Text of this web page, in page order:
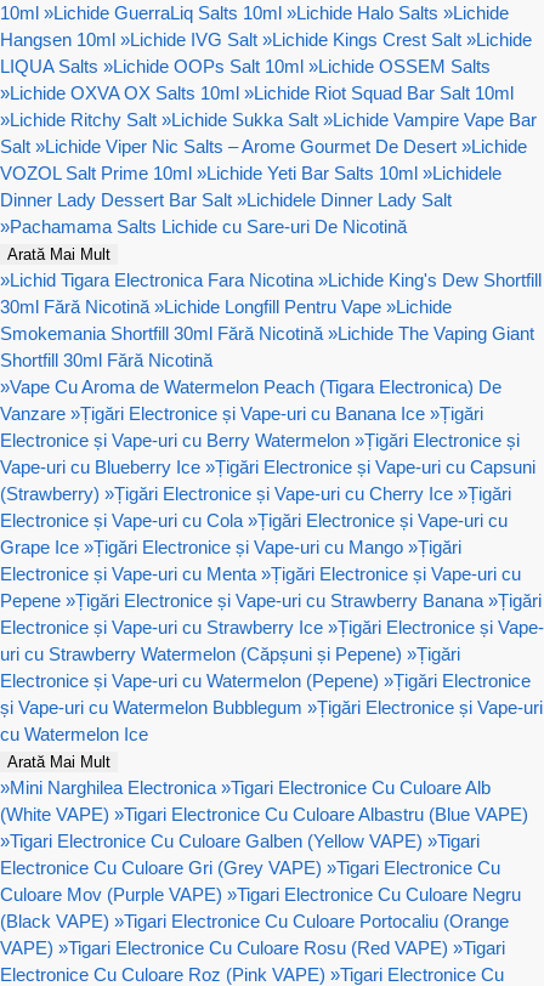
10ml »Lichide GuerraLiq Salts 10ml »Lichide Halo Salts »Lichide
Hangsen 10ml »Lichide IVG Salt »Lichide Kings Crest Salt »Lichide
LIQUA Salts »Lichide OOPs Salt 10ml »Lichide OSSEM Salts
»Lichide OXVA OX Salts 10ml »Lichide Riot Squad Bar Salt 10ml
»Lichide Ritchy Salt »Lichide Sukka Salt »Lichide Vampire Vape Bar
Salt »Lichide Viper Nic Salts – Arome Gourmet De Desert »Lichide
VOZOL Salt Prime 10ml »Lichide Yeti Bar Salts 10ml »Lichidele
Dinner Lady Dessert Bar Salt »Lichidele Dinner Lady Salt
»Pachamama Salts Lichide cu Sare-uri De Nicotină
Arată Mai Mult
»Lichid Tigara Electronica Fara Nicotina »Lichide King's Dew Shortfill
30ml Fără Nicotină »Lichide Longfill Pentru Vape »Lichide
Smokemania Shortfill 30ml Fără Nicotină »Lichide The Vaping Giant
Shortfill 30ml Fără Nicotină
»Vape Cu Aroma de Watermelon Peach (Tigara Electronica) De
Vanzare »Țigări Electronice și Vape-uri cu Banana Ice »Țigări
Electronice și Vape-uri cu Berry Watermelon »Țigări Electronice și
Vape-uri cu Blueberry Ice »Țigări Electronice și Vape-uri cu Capsuni
(Strawberry) »Țigări Electronice și Vape-uri cu Cherry Ice »Țigări
Electronice și Vape-uri cu Cola »Țigări Electronice și Vape-uri cu
Grape Ice »Țigări Electronice și Vape-uri cu Mango »Țigări
Electronice și Vape-uri cu Menta »Țigări Electronice și Vape-uri cu
Pepene »Țigări Electronice și Vape-uri cu Strawberry Banana »Țigări
Electronice și Vape-uri cu Strawberry Ice »Țigări Electronice și Vape-
uri cu Strawberry Watermelon (Căpșuni și Pepene) »Țigări
Electronice și Vape-uri cu Watermelon (Pepene) »Țigări Electronice
și Vape-uri cu Watermelon Bubblegum »Țigări Electronice și Vape-uri
cu Watermelon Ice
Arată Mai Mult
»Mini Narghilea Electronica »Tigari Electronice Cu Culoare Alb
(White VAPE) »Tigari Electronice Cu Culoare Albastru (Blue VAPE)
»Tigari Electronice Cu Culoare Galben (Yellow VAPE) »Tigari
Electronice Cu Culoare Gri (Grey VAPE) »Tigari Electronice Cu
Culoare Mov (Purple VAPE) »Tigari Electronice Cu Culoare Negru
(Black VAPE) »Tigari Electronice Cu Culoare Portocaliu (Orange
VAPE) »Tigari Electronice Cu Culoare Rosu (Red VAPE) »Tigari
Electronice Cu Culoare Roz (Pink VAPE) »Tigari Electronice Cu